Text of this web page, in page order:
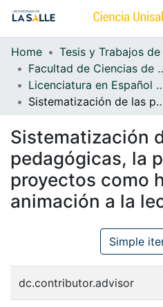
Communities & Collections
All of DSpace
Home
Tesis y Trabajos
Facultad de
Licenciatura en Español
Sistematización de las prácticas pedagógicas, la pedagogía de
Sistematización
pedagógicas, la
proyectos como
animación a la
Simple
dc.contributor.advisor